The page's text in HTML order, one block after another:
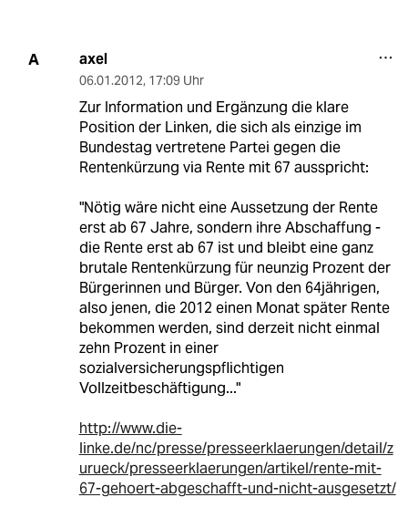
A axel
06.01.2012, 17:09 Uhr
Zur Information und Ergänzung die klare
Position der Linken, die sich als einzige im
Bundestag vertretene Partei gegen die
Rentenkürzung via Rente mit 67 ausspricht:
"Nötig wäre nicht eine Aussetzung der Rente
erst ab 67 Jahre, sondern ihre Abschaffung -
die Rente erst ab 67 ist und bleibt eine ganz
brutale Rentenkürzung für neunzig Prozent der
Bürgerinnen und Bürger. Von den 64jährigen,
also jenen, die 2012 einen Monat später Rente
bekommen werden, sind derzeit nicht einmal
zehn Prozent in einer
sozialversicherungspflichtigen
Vollzeitbeschäftigung..."
http://www.die-
linke.de/nc/presse/presseerklaerungen/detail/z
urueck/presseerklaerungen/artikel/rente-mit-
67-gehoert-abgeschafft-und-nicht-ausgesetzt/